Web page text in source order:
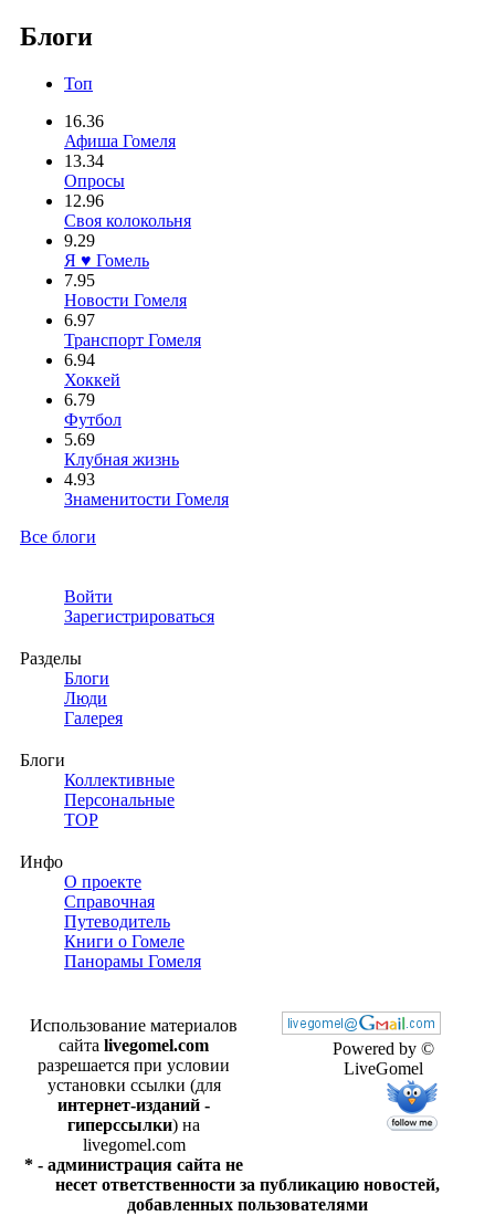
Блоги
Топ
16.36
Афиша Гомеля
13.34
Опросы
12.96
Своя колокольня
9.29
Я ♥ Гомель
7.95
Новости Гомеля
6.97
Транспорт Гомеля
6.94
Хоккей
6.79
Футбол
5.69
Клубная жизнь
4.93
Знаменитости Гомеля
Все блоги
Войти
Зарегистрироваться
Разделы
Блоги
Люди
Галерея
Блоги
Коллективные
Персональные
TOP
Инфо
О проекте
Справочная
Путеводитель
Книги о Гомеле
Панорамы Гомеля
Powered by ©
LiveGomel
Использование материалов
сайта livegomel.com
разрешается при условии
установки ссылки (для
интернет-изданий -
гиперссылки) на
livegomel.com
* - администрация сайта не
несет ответственности за публикацию новостей,
добавленных пользователями